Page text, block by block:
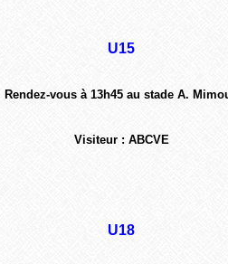
U15
Rendez-vous à 13h45 au stade A.
Visiteur : ABCVE
U18